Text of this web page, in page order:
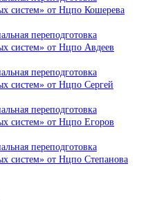
систем» от Нцпо Кошерева
переподготовка
систем» от Нцпо Авдеев
переподготовка
систем» от Нцпо Сергей
переподготовка
систем» от Нцпо Егоров
переподготовка
систем» от Нцпо Степанова